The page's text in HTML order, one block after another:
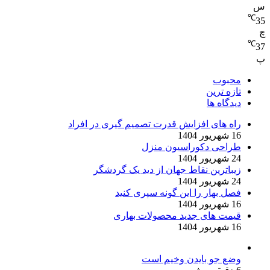
س
35
℃
چ
37
℃
پ
محبوب
تازه ترین
دیدگاه ها
راه های افزایش قدرت تصمیم گیری در افراد
16 شهریور 1404
طراحی دکوراسیون منزل
24 شهریور 1404
زیباترین نقاط جهان از دید یک گردشگر
24 شهریور 1404
فصل بهار را این گونه سپری کنید
16 شهریور 1404
قیمت های جدید محصولات بهاری
16 شهریور 1404
وضع جو بایدن وخیم است